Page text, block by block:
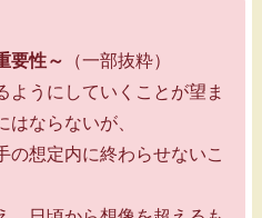
要性～
（一部抜粋）
ようにしていくことが望ま
はならないが、
の想定内に終わらせないこ